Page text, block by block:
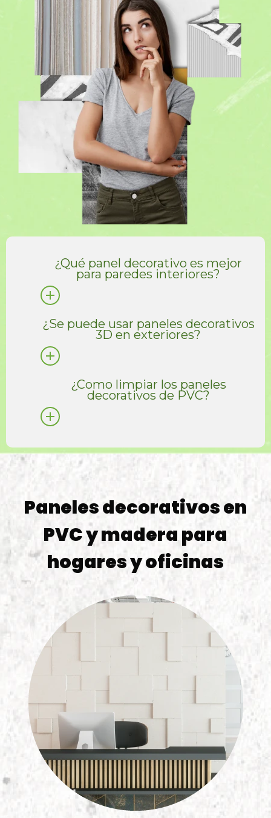
¿Qué panel decorativo es mejor
para paredes interiores?
¿Se puede usar paneles decorativos
3D en exteriores?
¿Como limpiar los paneles
decorativos de PVC?
Paneles decorativos en
PVC y madera para
hogares y oficinas